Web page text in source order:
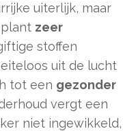
uiterlijk, maar
zeer
stoffen
uit de lucht
tot een gezonder
vergt een
niet ingewikkeld,